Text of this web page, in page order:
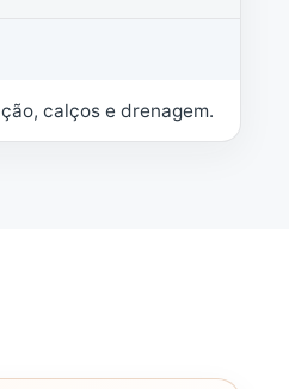
calços e drenagem.